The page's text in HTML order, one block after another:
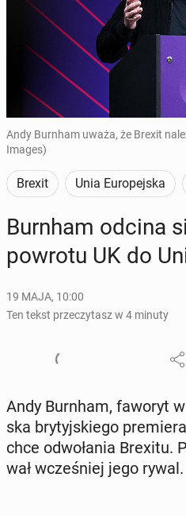
Andy Burnham uważa, że Brexit
Images)
Brexit Unia Europejska
Burnham odcina
powrotu UK do
19 MAJA, 10:00
Ten tekst przeczytasz w 4 minuty
Andy Burnham, faworyt
ska bry­tyj­skie­go
chce od­wo­ła­nia
wał wcze­śniej jego rywal.